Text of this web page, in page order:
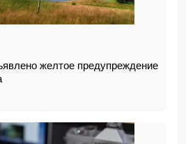
желтое предупреждение